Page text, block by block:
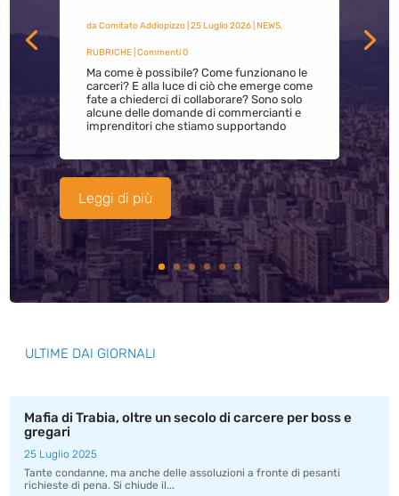
da Comitato Addiopizzo| 25 Luglio 2026| NEWS,
RUBRICHE| Commenti 0
Ma come è possibile? Come funzionano le
carceri? E alla luce di ciò che emerge come
fate a chiederci di collaborare? Sono solo
alcune delle domande di commercianti e
imprenditori che stiamo supportando
Leggi di più
ULTIME DAI GIORNALI
Mafia di Trabia, oltre un secolo di carcere per boss e
gregari
25 Luglio 2025
Tante condanne, ma anche delle assoluzioni a fronte di pesanti
richieste di pena. Si chiude il...